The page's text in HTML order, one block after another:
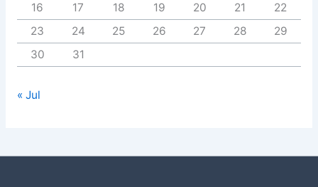
16
17 18 19 20 21
22
23
24 25 26 27 28
29
30
31
« Jul